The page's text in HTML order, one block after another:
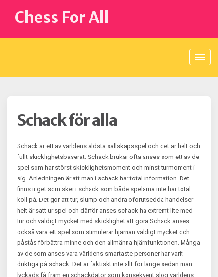
Chess For All
Schack för alla
Schack är ett av världens äldsta sällskapsspel och det är helt och
fullt skicklighetsbaserat. Schack brukar ofta anses som ett av de
spel som har störst skicklighetsmoment och minst turmoment i
sig. Anledningen är att man i schack har total information. Det
finns inget som sker i schack som både spelarna inte har total
koll på. Det gör att tur, slump och andra oförutsedda händelser
helt är satt ur spel och därför anses schack ha extremt lite med
tur och väldigt mycket med skicklighet att göra.Schack anses
också vara ett spel som stimulerar hjärnan väldigt mycket och
påstås förbättra minne och den allmänna hjärnfunktionen. Många
av de som anses vara världens smartaste personer har varit
duktiga på schack. Det är faktiskt inte allt för länge sedan man
lyckads få fram en schackdator som konsekvent slog världens